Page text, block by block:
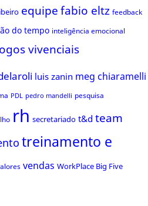
equipefabio eltz feedback
do tempo inteligência emocional
vivenciais
luis zanin meg chiaramelli
PDL pedro mandelli pesquisa
rh secretariado t&d team
treinamento e
vendas WorkPlace Big Five